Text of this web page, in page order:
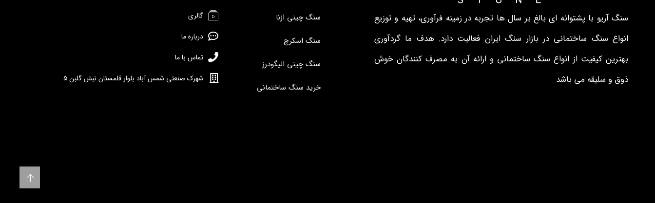
سنگ آریو با پشتوانه ای بالغ بر سال ها تجربه در زمینه فرآوری، تهیه و توزیع
انواع سنگ ساختمانی در بازار سنگ ایران فعالیت دارد. هدف ما گردآوری
بهترین کیفیت از انواع سنگ ساختمانی و ارائه آن به مصرف کنندگان خوش
ذوق و سلیقه می باشد
سنگ چینی ازنا
سنگ اسکرچ
سنگ چینی الیگودرز
خرید سنگ ساختمانی
گالری
درباره ما
تماس با ما
شهرک صنعتی شمس آباد بلوار قلمستان نبش گلبن 5